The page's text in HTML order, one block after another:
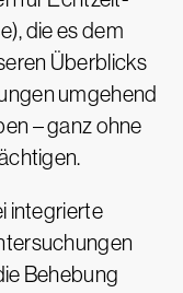
die es dem
Überblicks
umgehend
– ganz ohne
integrierte
Behebung